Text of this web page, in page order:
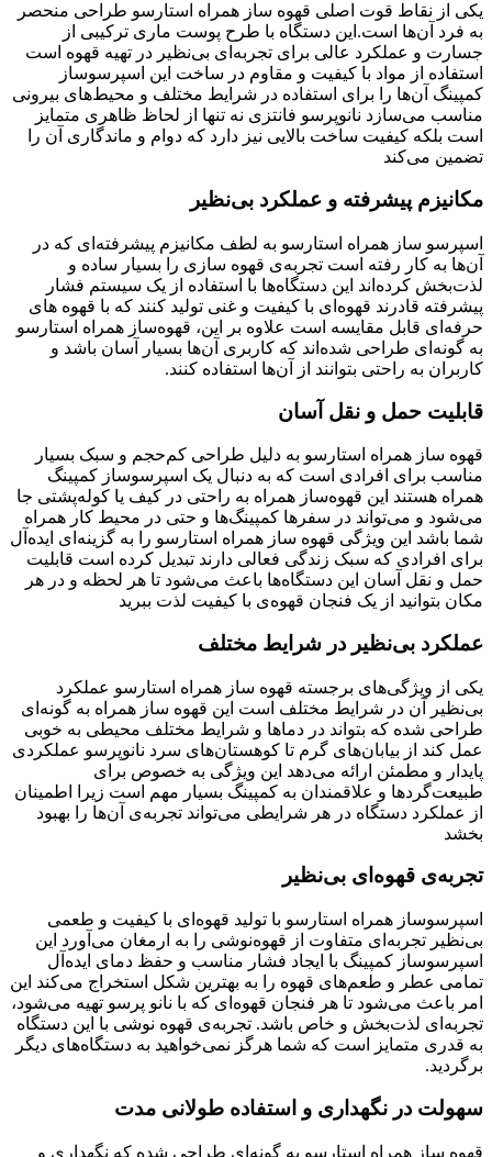
یکی از نقاط قوت اصلی قهوه ساز همراه استارسو طراحی منحصر
به فرد آن‌ها است.این دستگاه با طرح پوست ماری ترکیبی از
جسارت و عملکرد عالی برای تجربه‌ای بی‌نظیر در تهیه قهوه است
استفاده از مواد با کیفیت و مقاوم در ساخت این اسپرسوساز
کمپینگ آن‌ها را برای استفاده در شرایط مختلف و محیط‌های بیرونی
مناسب می‌سازد نانوپرسو فانتزی نه تنها از لحاظ ظاهری متمایز
است بلکه کیفیت ساخت بالایی نیز دارد که دوام و ماندگاری آن را
تضمین می‌کند
مکانیزم پیشرفته و عملکرد بی‌نظیر
اسپرسو ساز همراه استارسو به لطف مکانیزم پیشرفته‌ای که در
آن‌ها به کار رفته است تجربه‌ی قهوه سازی را بسیار ساده و
لذت‌بخش کرده‌اند این دستگاه‌ها با استفاده از یک سیستم فشار
پیشرفته قادرند قهوه‌ای با کیفیت و غنی تولید کنند که با قهوه های
حرفه‌ای قابل مقایسه است علاوه بر این، قهوه‌ساز همراه استارسو
به گونه‌ای طراحی شده‌اند که کاربری آن‌ها بسیار آسان باشد و
کاربران به راحتی بتوانند از آن‌ها استفاده کنند.
قابلیت حمل و نقل آسان
قهوه ساز همراه استارسو به دلیل طراحی کم‌حجم و سبک بسیار
مناسب برای افرادی است که به دنبال یک اسپرسوساز کمپینگ
همراه هستند این قهوه‌ساز همراه به راحتی در کیف یا کوله‌پشتی جا
می‌شود و می‌تواند در سفرها کمپینگ‌ها و حتی در محیط کار همراه
شما باشد این ویژگی قهوه ساز همراه استارسو را به گزینه‌ای ایده‌آل
برای افرادی که سبک زندگی فعالی دارند تبدیل کرده است قابلیت
حمل و نقل آسان این دستگاه‌ها باعث می‌شود تا هر لحظه و در هر
مکان بتوانید از یک فنجان قهوه‌ی با کیفیت لذت ببرید
عملکرد بی‌نظیر در شرایط مختلف
یکی از ویژگی‌های برجسته قهوه ساز همراه استارسو عملکرد
بی‌نظیر آن در شرایط مختلف است این قهوه ساز همراه به گونه‌ای
طراحی شده که بتواند در دماها و شرایط مختلف محیطی به خوبی
عمل کند از بیابان‌های گرم تا کوهستان‌های سرد نانوپرسو عملکردی
پایدار و مطمئن ارائه می‌دهد این ویژگی به خصوص برای
طبیعت‌گردها و علاقمندان به کمپینگ بسیار مهم است زیرا اطمینان
از عملکرد دستگاه در هر شرایطی می‌تواند تجربه‌ی آن‌ها را بهبود
بخشد
تجربه‌ی قهوه‌ای بی‌نظیر
اسپرسوساز همراه استارسو با تولید قهوه‌ای با کیفیت و طعمی
بی‌نظیر تجربه‌ای متفاوت از قهوه‌نوشی را به ارمغان می‌آورد این
اسپرسوساز کمپینگ با ایجاد فشار مناسب و حفظ دمای ایده‌آل
تمامی عطر و طعم‌های قهوه را به بهترین شکل استخراج می‌کند این
امر باعث می‌شود تا هر فنجان قهوه‌ای که با نانو پرسو تهیه می‌شود،
تجربه‌ای لذت‌بخش و خاص باشد. تجربه‌ی قهوه نوشی با این دستگاه
به قدری متمایز است که شما هرگز نمی‌خواهید به دستگاه‌های دیگر
برگردید.
سهولت در نگهداری و استفاده طولانی مدت
قهوه ساز همراه استارسو به گونه‌ای طراحی شده که نگهداری و